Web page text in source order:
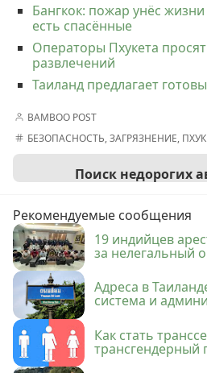
Бангкок: пожар унёс
есть спасённые
Операторы Пхукета
развлечений
Таиланд предлагает
BAMBOO POST
БЕЗОПАСНОСТЬ,ЗАГРЯЗНЕНИЕ,
Поиск недорогих
Рекомендуемые сообщения
19 индийцев
за нелегальный
Адреса в
система и
Как стать
трансгендерный